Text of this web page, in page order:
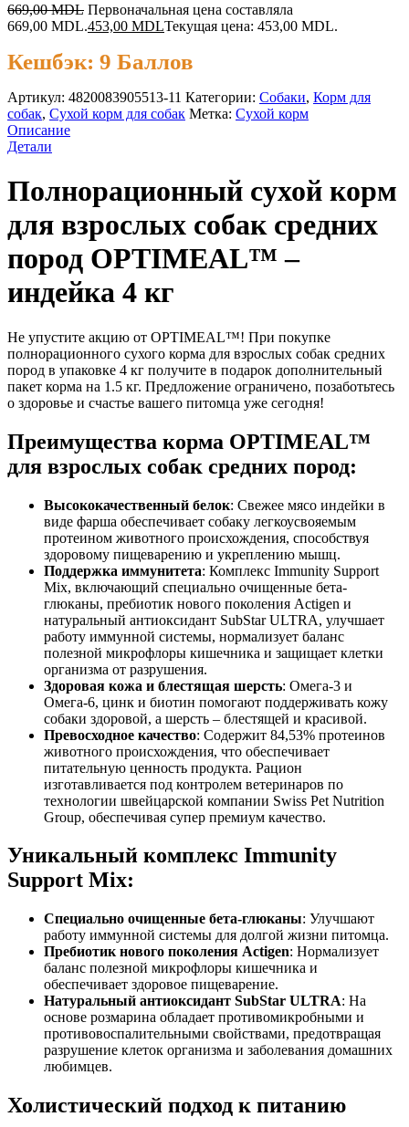
669,00MDL Первоначальная цена составляла
669,00 MDL.453,00 MDLТекущая цена: 453,00 MDL.
Кешбэк: 9 Баллов
Артикул: 4820083905513-11 Категории: Cобаки, Корм для
собак, Сухой корм для собак Метка: Сухой корм
Описание
Детали
Полнорационный сухой корм
для взрослых собак средних
пород OPTIMEAL™ –
индейка 4 кг
Не упустите акцию от OPTIMEAL™! При покупке
полнорационного сухого корма для взрослых собак средних
пород в упаковке 4 кг получите в подарок дополнительный
пакет корма на 1.5 кг. Предложение ограничено, позаботьтесь
о здоровье и счастье вашего питомца уже сегодня!
Преимущества корма OPTIMEAL™
для взрослых собак средних пород:
Высококачественный белок: Свежее мясо индейки в
виде фарша обеспечивает собаку легкоусвояемым
протеином животного происхождения, способствуя
здоровому пищеварению и укреплению мышц.
Поддержка иммунитета: Комплекс Immunity Support
Mix, включающий специально очищенные бета-
глюканы, пребиотик нового поколения Actigen и
натуральный антиоксидант SubStar ULTRA, улучшает
работу иммунной системы, нормализует баланс
полезной микрофлоры кишечника и защищает клетки
организма от разрушения.
Здоровая кожа и блестящая шерсть: Омега-3 и
Омега-6, цинк и биотин помогают поддерживать кожу
собаки здоровой, а шерсть – блестящей и красивой.
Превосходное качество: Содержит 84,53% протеинов
животного происхождения, что обеспечивает
питательную ценность продукта. Рацион
изготавливается под контролем ветеринаров по
технологии швейцарской компании Swiss Pet Nutrition
Group, обеспечивая супер премиум качество.
Уникальный комплекс Immunity
Support Mix:
Специально очищенные бета-глюканы: Улучшают
работу иммунной системы для долгой жизни питомца.
Пребиотик нового поколения Actigen: Нормализует
баланс полезной микрофлоры кишечника и
обеспечивает здоровое пищеварение.
Натуральный антиоксидант SubStar ULTRA: На
основе розмарина обладает противомикробными и
противовоспалительными свойствами, предотвращая
разрушение клеток организма и заболевания домашних
любимцев.
Холистический подход к питанию